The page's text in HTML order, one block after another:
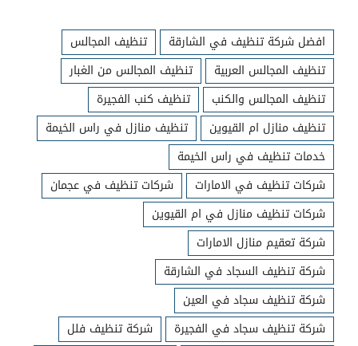
افضل شركة تنظيف في الشارقة
تنظيف المجالس
تنظيف المجالس العربية
تنظيف المجالس من الغبار
تنظيف المجالس والكنب
تنظيف كنب الفجيرة
تنظيف منازل ام القيوين
تنظيف منازل في راس الخيمة
خدمات تنظيف في راس الخيمة
شركات تنظيف في الامارات
شركات تنظيف في عجمان
شركات تنظيف منازل في ام القيوين
شركة تعقيم منازل الامارات
شركة تنظيف السجاد في الشارقة
شركة تنظيف سجاد في العين
شركة تنظيف سجاد في الفجيرة
شركة تنظيف فلل